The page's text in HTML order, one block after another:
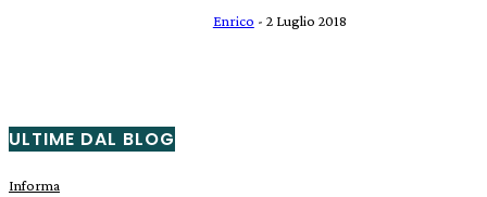
Enrico - 2 Luglio 2018
ULTIME DAL BLOG
Informa